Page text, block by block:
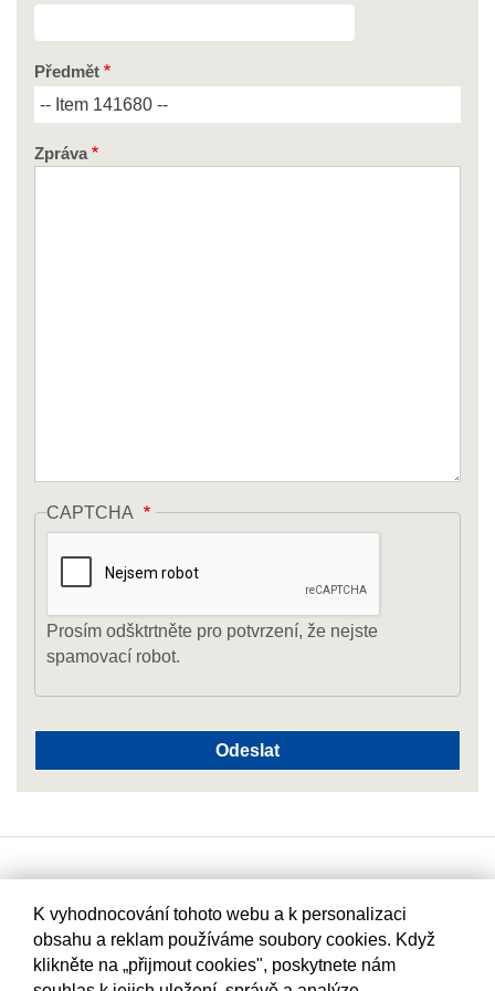
Předmět
Zpráva
CAPTCHA
Prosím odšktrtněte pro potvrzení, že nejste
spamovací robot.
K vyhodnocování tohoto webu a k personalizaci
obsahu a reklam používáme soubory cookies. Když
klikněte na „přijmout cookies", poskytnete nám